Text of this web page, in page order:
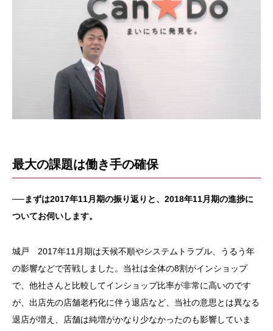
最大の課題は働き手の確保
──まずは2017年11月期の振り返りと、2018年11月期の進捗に
ついてお伺いします。
城戸 2017年11月期は天候不順やシステムトラブル、うるう年
の影響などで苦戦しました。当社は全体の8割がインショップ
で、他社さんと比較してインショップ比率が非常に高いのです
が、出店先の店舗老朽化に伴う退店など、当社の意思とは異なる
退店が増え、店舗は純増がかなり少なかったのも影響していま